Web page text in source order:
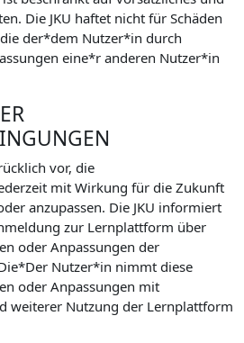
Die JKU haftet nicht für Schäden
der*dem Nutzer*in durch
eine*r anderen Nutzer*in
vor, die
mit Wirkung für die Zukunft
anzupassen. Die JKU informiert
zur Lernplattform über
oder Anpassungen der
Nutzer*in nimmt diese
oder Anpassungen mit
weiterer Nutzung der Lernplattform